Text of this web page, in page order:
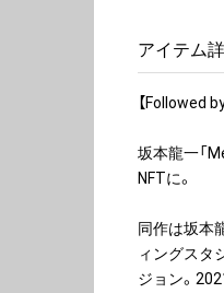
アイテム
【Followed
坂本龍一「
NFTに。
同作は坂本
ィングスタ
ジョン。